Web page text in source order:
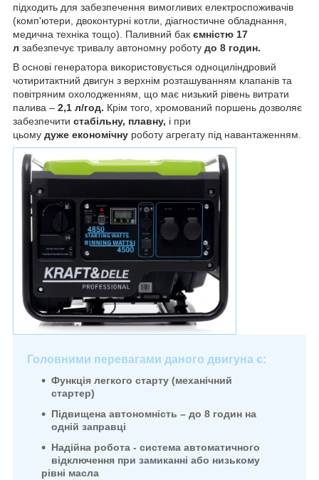
підходить для забезпечення вимогливих електроспоживачів
(комп'ютери, двоконтурні котли, діагностичне обладнання,
медична техніка тощо). Паливний бак ємністю 17
л забезпечує тривалу автономну роботу до 8 годин.
В основі генератора використовується одноциліндровий
чотиритактний двигун з верхнім розташуванням клапанів та
повітряним охолодженням, що має низький рівень витрати
палива – 2,1 л/год. Крім того, хромований поршень дозволяє
забезпечити стабільну, плавну, і при
цьому дуже економічну роботу агрегату під навантаженням.
Головними перевагами даного двигуна є:
Функція легкого старту (механічний
стартер)
Підвищена автономність – до 8 годин на
одній заправці
Надійна робота - система автоматичного
відключення при замиканні або низькому
рівні масла